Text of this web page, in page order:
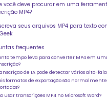
você deve procurar em uma
MP4?
seus arquivos MP4 para texto
frequentes
tempo leva para converter MP4 em
de IA pode detectar vários alto-
formatos de exportação são normalmente
usar transcrições MP4 no Microsoft Word?